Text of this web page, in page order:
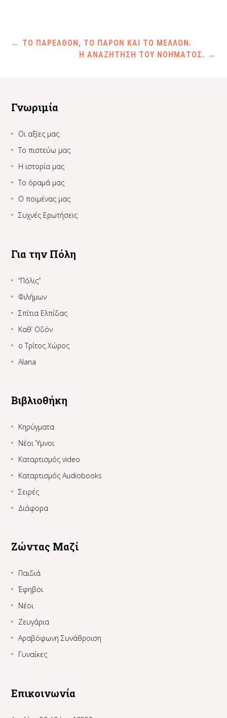
← ΤΟ ΠΑΡΕΛΘΟΝ, ΤΟ ΠΑΡΟΝ ΚΑΙ ΤΟ ΜΕΛΛΟΝ.
Η ΑΝΑΖΗΤΗΣΗ ΤΟΥ ΝΟΗΜΑΤΟΣ. →
Γνωριμία
Οι αξίες μας
Το πιστεύω μας
Η ιστορία μας
Το όραμά μας
Ο ποιμένας μας
Συχνές Ερωτήσεις
Για την Πόλη
“Πόλις”
Φιλήμων
Σπίτια Ελπίδας
Καθ’ Οδόν
ο Τρίτος Χώρος
Alana
Βιβλιοθήκη
Κηρύγματα
Νέοι Ύμνοι
Καταρτισμός video
Καταρτισμός Audiobooks
Σειρές
Διάφορα
Ζώντας Μαζί
Παιδιά
Έφηβοι
Νέοι
Ζευγάρια
Αραβόφωνη Συνάθροιση
Γυναίκες
Επικοινωνία